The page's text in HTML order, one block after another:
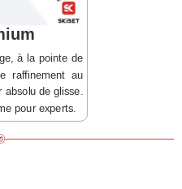
à la pointe de
raffinement au
absolu de glisse.
pour experts.